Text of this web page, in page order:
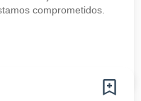
comprometidos.